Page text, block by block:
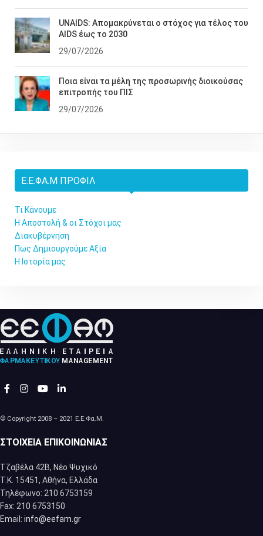
UNAIDS: Απομακρύνεται ο στόχος για τέλος του
AIDS έως το 2030
29/07/2026
Ποια είναι τα μέλη της προσωρινής διοικούσας
επιτροπής του ΠΙΣ
29/07/2026
Ε.Ε.ΦΑ.Μ ΠΡΟΦΊΛ
Τι Κάνουμε
Η Αποστολή & οι Στόχοι μας
Διακυβέρνηση
Πως Δημιουργούμε Αξία
Η Ιστορία μας
© Copyright 2008 – 2021 Ε.Ε.Φα.Μ.
ΣΤΟΙΧΕΊΑ ΕΠΙΚΟΙΝΩΝΊΑΣ
Τζαβέλα 42Β, Νέο Ψυχικό
Τ.Κ. 15451, Αθήνα, Eλλάδα
Τηλέφωνο: 210 6753159
Fax: 210 6753150
Email: info@eefam.gr